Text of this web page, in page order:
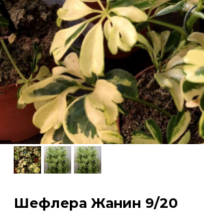
Шефлера Жанин 9/20